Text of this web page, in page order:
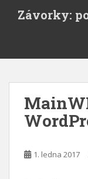
t
Závorky:
1. ledna 2017